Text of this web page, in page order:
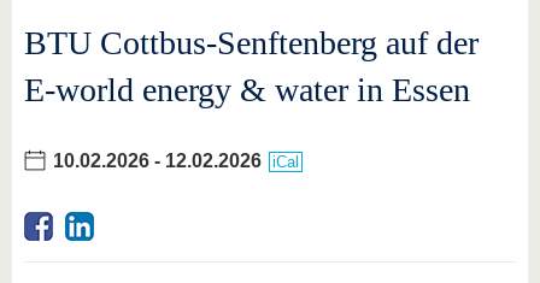
BTU Cottbus-Senftenberg auf der
E-world energy & water in Essen
10.02.2026 - 12.02.2026 iCal